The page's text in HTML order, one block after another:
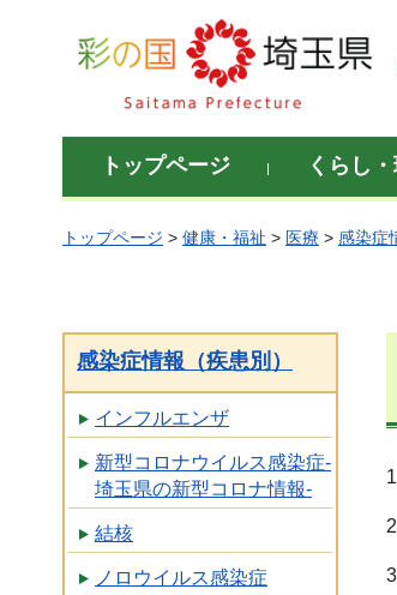
彩の国 埼玉県
トップページ くらし
トップページ > 健康・福祉 > 医療 > 感染症
感染症情報（疾患別）
インフルエンザ
新型コロナウイルス感染症-
埼玉県の新型コロナ情報-
結核
ノロウイルス感染症